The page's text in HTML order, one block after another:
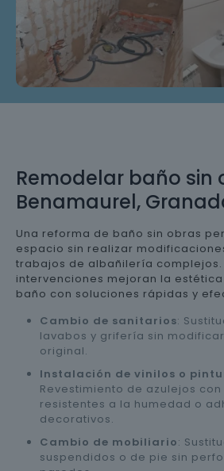
Remodelar baño sin
Benamaurel,
Una reforma de baño sin obras
espacio sin realizar
trabajos de albañilería complejos.
intervenciones mejoran la
baño con soluciones rápidas y
Cambio de sanitarios:
lavabos y grifería sin
original.
Instalación de vinilos o
Revestimiento de azulejos
resistentes a la humedad o
decorativos.
Cambio de mobiliario:
suspendidos o de pie sin